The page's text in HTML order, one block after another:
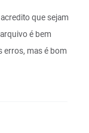
que sejam
é bem
erros, mas é bom